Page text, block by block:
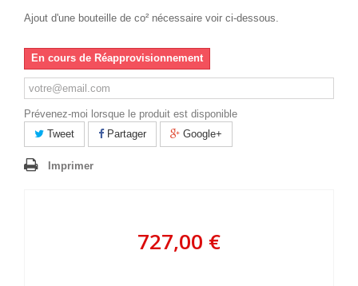
Ajout d'une bouteille de co² nécessaire voir ci-dessous.
En cours de Réapprovisionnement
Prévenez-moi lorsque le produit est disponible
Tweet
Partager Google+
Imprimer
727,00 €